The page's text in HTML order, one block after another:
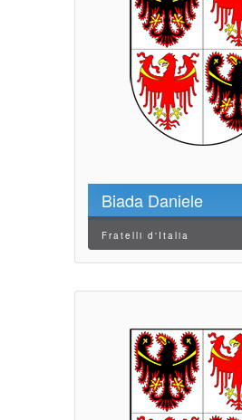
Biada Daniele
Fratelli d'Italia